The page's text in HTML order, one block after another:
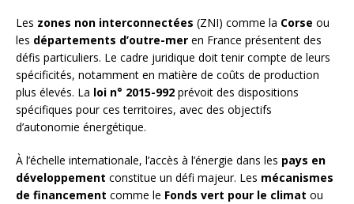
Les zones non interconnectées (ZNI) comme la Corse ou
les départements d’outre-mer en France présentent des
défis particuliers. Le cadre juridique doit tenir compte de leurs
spécificités, notamment en matière de coûts de production
plus élevés. La loi n° 2015-992 prévoit des dispositions
spécifiques pour ces territoires, avec des objectifs
d’autonomie énergétique.
À l’échelle internationale, l’accès à l’énergie dans les pays en
développement constitue un défi majeur. Les mécanismes
de financement comme le Fonds vert pour le climat ou